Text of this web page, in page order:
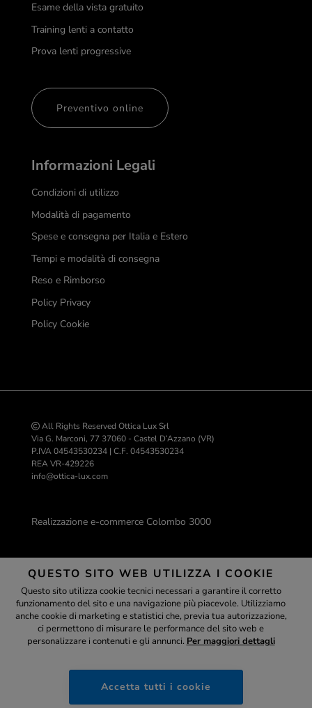
Esame della vista gratuito
Training lenti a contatto
Prova lenti progressive
Preventivo online
Informazioni Legali
Condizioni di utilizzo
Modalità di pagamento
Spese e consegna per Italia e Estero
Tempi e modalità di consegna
Reso e Rimborso
Policy Privacy
Policy Cookie
All Rights Reserved Ottica Lux Srl
Via G. Marconi, 77 37060 - Castel D’Azzano (VR)
P.IVA 04543530234 | C.F. 04543530234
REA VR-429226
info@ottica-lux.com
Realizzazione e-commerce Colombo 3000
PAGAMENTI SICURI
Assistente
ottica-lux.it
QUESTO SITO WEB UTILIZZA I COOKIE
Questo sito utilizza cookie tecnici necessari a garantire il corretto
funzionamento del sito e una navigazione più piacevole. Utilizziamo
anche cookie di marketing e statistici che, previa tua autorizzazione,
ci permettono di misurare le performance del sito web e
personalizzare i contenuti e gli annunci. Per maggiori dettagli
Accetta tutti i cookie